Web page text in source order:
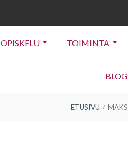
OPISKELU TOIMINTA
ETUSIVU